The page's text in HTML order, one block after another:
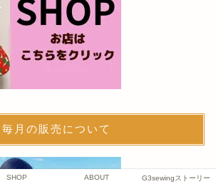
毎月の販売について
SHOP ABOUT G3sewingストーリー